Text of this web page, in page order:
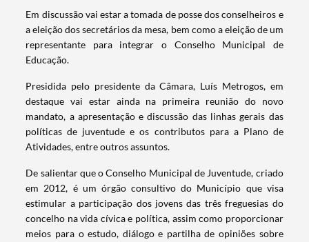
Em discussão vai estar a tomada de posse dos conselheiros e
a eleição dos secretários da mesa, bem como a eleição de um
representante para integrar o Conselho Municipal de
Educação.
Presidida pelo presidente da Câmara, Luís Metrogos, em
destaque vai estar ainda na primeira reunião do novo
mandato, a apresentação e discussão das linhas gerais das
políticas de juventude e os contributos para a Plano de
Atividades, entre outros assuntos.
De salientar que o Conselho Municipal de Juventude, criado
em 2012, é um órgão consultivo do Município que visa
estimular a participação dos jovens das três freguesias do
concelho na vida cívica e política, assim como proporcionar
meios para o estudo, diálogo e partilha de opiniões sobre